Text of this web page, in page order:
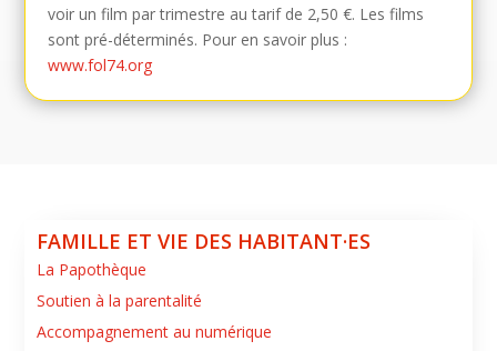
voir un film par trimestre au tarif de 2,50 €. Les films
sont pré-déterminés. Pour en savoir plus :
www.fol74.org
FAMILLE ET VIE DES HABITANT·ES
La Papothèque
Soutien à la parentalité
Accompagnement au numérique